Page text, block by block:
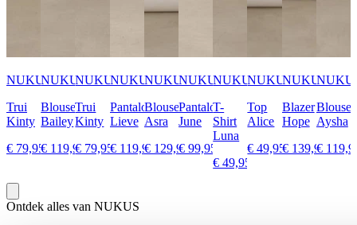
NUKUS
Trui
Kinty
€ 79,95
NUKUS
Blouse
Bailey
€ 119,95
NUKUS
Trui
Kinty
€ 79,95
NUKUS
Pantalon
Lieve
€ 119,95
NUKUS
Blouse
Asra
€ 129,95
NUKUS
Pantalon
June
€ 99,95
NUKUS
T-
Shirt
Luna
€ 49,95
NUKUS
Top
Alice
€ 49,95
NUKUS
Blazer
Hope
€ 139,95
Blouse
Aysha
€
Ontdek alles van NUKUS